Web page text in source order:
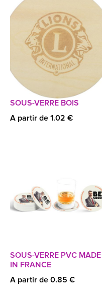
SOUS-VERRE BOIS
A partir de 1.02 €
SOUS-VERRE PVC MADE
IN FRANCE
A partir de 0.85 €